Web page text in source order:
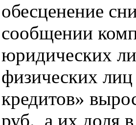
обесценение
сообщении
юридических
физических
кредитов»
руб., а их доля